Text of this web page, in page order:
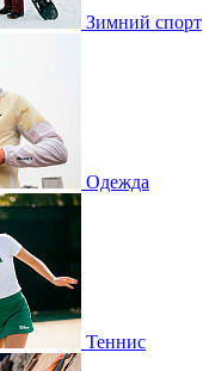
Зимний спорт
Одежда
Теннис